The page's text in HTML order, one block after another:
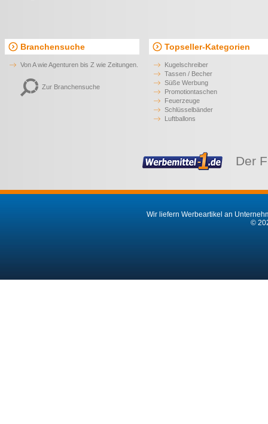
Branchensuche
Von A wie Agenturen bis Z wie Zeitungen.
Zur Branchensuche
Topseller-Kategorien
Kugelschreiber
Tassen / Becher
Süße Werbung
Promotiontaschen
Feuerzeuge
Schlüsselbänder
Luftballons
Der
Wir liefern Werbeartikel an
©